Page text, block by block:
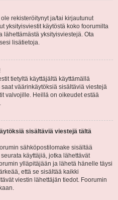
rekisteröitynyt ja/tai kirjautunut
yksityisviestit käytöstä koko foorumilta
lähettämästä yksityisviestejä. Ota
lisätietoja.
tietyltä käyttäjältä käyttämällä
väärinkäytöksiä sisältäviä viestejä
valvojille. Heillä on oikeudet estää
sisältäviä viestejä tältä
sähköpostilomake sisältää
käyttäjiä, jotka lähettävät
ylläpitäjään ja lähetä hänelle täysi
että se sisältää kaikki
viestin lähettäjän tiedot. Foorumin